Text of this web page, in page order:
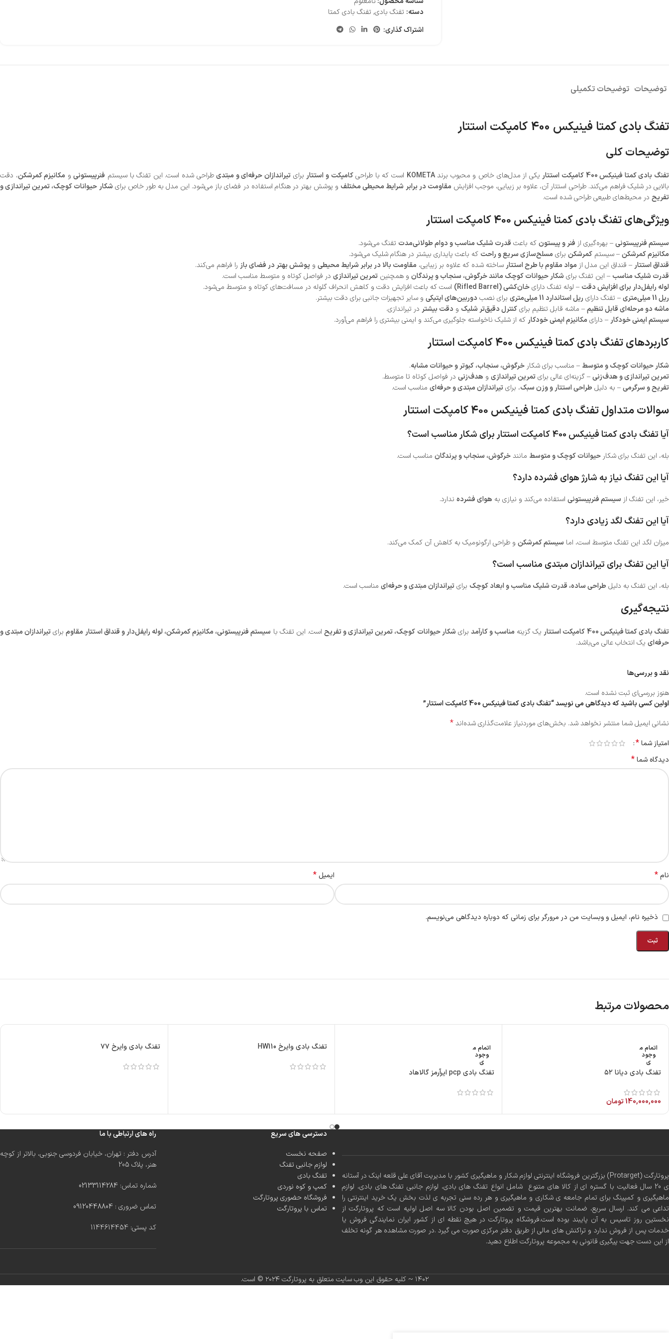
دسته: تفنگ بادی, تفنگ بادی کمتا
اشتراک گذاری:
توضیحات توضیحات تکمیلی
تفنگ بادی کمتا فینیکس 400 کامپکت استتار
توضیحات کلی
تفنگ بادی کمتا فینیکس 400 کامپکت استتار یکی از مدل‌های خاص و محبوب برندKOMETA است که با طراحیکامپکت و استتار برای تیراندازان حرفه‌ای و مبتدیطراحی شده است. این تفنگ با سیستم فنرپیستونیو مکانیزم کمرشکن، دقت
بالایی در شلیک فراهم می‌کند. طراحی استتار آن، علاوه بر زیبایی، موجب افزایش مقاومت در برابر شرایط محیطی مختلف و پوشش بهتر در هنگام استفاده در فضای باز می‌شود. این مدل به طور خاص برای شکار حیوانات کوچک، تمرین تیراندازی و
تفریح در محیط‌های طبیعی طراحی شده است.
ویژگی‌های تفنگ بادی کمتا فینیکس 400 کامپکت استتار
سیستم فنرپیستونی– بهره‌گیری از فنر و پیستونکه باعث قدرت شلیک مناسب و دوام طولانی‌مدت تفنگ می‌شود.
مکانیزم کمرشکن– سیستم کمرشکن برای مسلح‌سازی سریع و راحت که باعث پایداری بیشتر در هنگام شلیک می‌شود.
قنداق استتار – قنداق این مدل از مواد مقاوم با طرح استتار ساخته شده که علاوه بر زیبایی، مقاومت بالا در برابر شرایط محیطی و پوشش بهتر در فضای باز را فراهم می‌کند.
قدرت شلیک مناسب – این تفنگ برای شکار حیوانات کوچک مانند خرگوش، سنجاب و پرندگان و همچنین تمرین تیراندازی در فواصل کوتاه و متوسط مناسب است.
لوله رایفل‌دار برای افزایش دقت – لوله تفنگ دارایخان‌کشی (Rifled Barrel)
است که باعث افزایش دقت و کاهش انحراف گلوله در مسافت‌های کوتاه و متوسط می‌شود.
ریل 11 میلی‌متری
– تفنگ دارای ریل استاندارد 11 میلی‌متری برای نصب دوربین‌های اپتیکی و سایر تجهیزات جانبی برای دقت بیشتر.
ماشه دو مرحله‌ای قابل تنظیم– ماشه قابل تنظیم برایکنترل دقیق‌تر شلیک و دقت بیشتر در تیراندازی.
سیستم ایمنی خودکار – دارای مکانیزم ایمنی خودکار که از شلیک ناخواسته جلوگیری می‌کند و ایمنی بیشتری را فراهم می‌آورد.
کاربردهای تفنگ بادی کمتا فینیکس 400 کامپکت استتار
شکار حیوانات کوچک و متوسط – مناسب برای شکار خرگوش، سنجاب، کبوتر و حیوانات مشابه.
تمرین تیراندازی و هدف‌زنی– گزینه‌ای عالی برایتمرین تیراندازی و هدف‌زنی در فواصل کوتاه تا متوسط.
تفریح و سرگرمی– به دلیل طراحی استتار و وزن سبک، برایتیراندازان مبتدی و حرفه‌ای مناسب است.
سوالات متداول تفنگ بادی کمتا فینیکس 400 کامپکت استتار
آیا تفنگ بادی کمتا فینیکس 400 کامپکت استتار برای شکار مناسب است؟
بله، این تفنگ برای شکار حیوانات کوچک و متوسط مانندخرگوش، سنجاب و پرندگان مناسب است.
آیا این تفنگ نیاز به شارژ هوای فشرده دارد؟
خیر، این تفنگ از سیستم فنرپیستونی استفاده می‌کند و نیازی به هوای فشرده ندارد.
آیا این تفنگ لگد زیادی دارد؟
میزان لگد این تفنگ متوسط است، اما سیستم کمرشکن و طراحی ارگونومیک به کاهش آن کمک می‌کند.
آیا این تفنگ برای تیراندازان مبتدی مناسب است؟
بله، این تفنگ به دلیل طراحی ساده، قدرت شلیک مناسب و ابعاد کوچک برایتیراندازان مبتدی و حرفه‌ای مناسب است.
نتیجه‌گیری
تفنگ بادی کمتا فینیکس 400 کامپکت استتار یک گزینه مناسب و کارآمد برای شکار حیوانات کوچک، تمرین تیراندازی و تفریح است. این تفنگ با سیستم فنرپیستونی، مکانیزم کمرشکن، لوله رایفل‌دار و قنداق استتار مقاومبرایتیراندازان مبتدی و
حرفه‌ای یک انتخاب عالی می‌باشد.
نقد و بررسی‌ها
هنوز بررسی‌ای ثبت نشده است.
اولین کسی باشید که دیدگاهی می نویسد “تفنگ بادی کمتا فینیکس 400 کامپکت استتار”
نشانی ایمیل شما منتشر نخواهد شد. بخش‌های موردنیاز علامت‌گذاری شده‌اند*
امتیاز شما*
دیدگاه شما*
نام* ایمیل *
ذخیره نام، ایمیل و وبسایت من در مرورگر برای زمانی که دوباره دیدگاهی می‌نویسم.
محصولات مرتبط
اتمام م
وجود
ی
تفنگ بادی دیانا ۵۲
140,000,000تومان
اتمام م
وجود
ی
تفنگ بادی pcp ایرآرمز گالاهاد
تفنگ بادی وایرخ HW110 تفنگ بادی وایرخ ۷۷
پروتارگت (Protarget) بزرگترین فروشگاه اینترنتی لوازم شکار و ماهیگیری کشور با مدیریت آقای علی قلعه اینک در آستانه
ی 20 سال فعالیت با گستره ای از کالا های متنوع شامل انواع تفنگ های بادی، لوازم جانبی تفنگ های بادی، لوازم
ماهیگیری و کمپینگ برای تمام جامعه ی شکاری و ماهیگیری و هر رده سنی تجربه ی لذت بخش یک خرید اینترنتی را
تداعی می کند. ارسال سریع، ضمانت بهترین قیمت و تضمین اصل بودن کالا سه اصل اولیه است که پروتارگت از
نخستین روز تاسیس به آن پایبند بوده است.فروشگاه پروتارگت در هیچ نقطه ای از کشور ایران نمایندگی فروش یا
خدمات پس از فروش ندارد و تراکنش های مالی از طریق دفتر مرکزی صورت می گیرد .در صورت مشاهده هر گونه تخلف
از این دست جهت پیگیری قانونی به مجموعه پروتارگت اطلاع دهید.
دسترسی های سریع
صفحه نخست
لوازم جانبی تفنگ
تفنگ بادی
کمپ و کوه نوردی
فروشگاه حضوری پروتارگت
تماس با پروتارگت
راه های ارتباطی با ما
آدرس دفتر : تهران، خیابان فردوسی جنوبی، بالاتر از کوچه
هنر، پلاک 205
شماره تماس: 02133114284
تماس ضروری : 09120448804
کد پستی: 1144614454
۱۴۰۲ ~ کلیه حقوق این وب سایت متعلق به پروتارگت ۲۰۲۴ ©️ است.